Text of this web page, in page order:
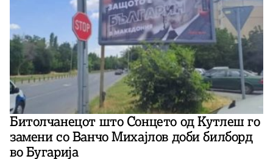
Битолчанецот што Сонцето од Кутлеш го
замени со Ванчо Михајлов доби билборд
во Бугарија